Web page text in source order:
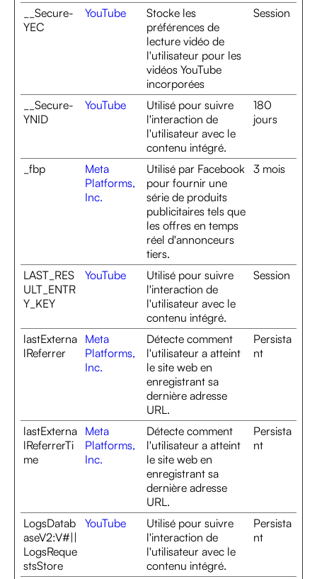
__Secure-
YEC
YouTube
Stocke les
préférences de
lecture vidéo de
l'utilisateur pour les
vidéos YouTube
incorporées
Session
__Secure-
YNID
YouTube
Utilisé pour suivre
l'interaction de
l'utilisateur avec le
contenu intégré.
180
jours
_fbp
Meta
Platforms,
Inc.
Utilisé par Facebook
pour fournir une
série de produits
publicitaires tels que
les offres en temps
réel d'annonceurs
tiers.
3 mois
LAST_RES
ULT_ENTR
Y_KEY
YouTube
Utilisé pour suivre
l'interaction de
l'utilisateur avec le
contenu intégré.
Session
lastExterna
lReferrer
Meta
Platforms,
Inc.
Détecte comment
l'utilisateur a atteint
le site web en
enregistrant sa
dernière adresse
URL.
Persista
nt
lastExterna
lReferrerTi
me
Meta
Platforms,
Inc.
Détecte comment
l'utilisateur a atteint
le site web en
enregistrant sa
dernière adresse
URL.
Persista
nt
LogsDatab
aseV2:V#||
LogsReque
stsStore
YouTube
Utilisé pour suivre
l'interaction de
l'utilisateur avec le
contenu intégré.
Persista
nt